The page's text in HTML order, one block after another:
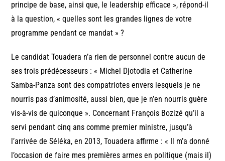
principe de base, ainsi que, le leadership efficace », répond-il
à la question, « quelles sont les grandes lignes de votre
programme pendant ce mandat » ?
Le candidat Touadera n’a rien de personnel contre aucun de
ses trois prédécesseurs : « Michel Djotodia et Catherine
Samba-Panza sont des compatriotes envers lesquels je ne
nourris pas d’animosité, aussi bien, que je n’en nourris guère
vis-à-vis de quiconque ». Concernant François Bozizé qu’il a
servi pendant cinq ans comme premier ministre, jusqu’à
l’arrivée de Séléka, en 2013, Touadera affirme : « Il m’a donné
l’occasion de faire mes premières armes en politique (mais il)